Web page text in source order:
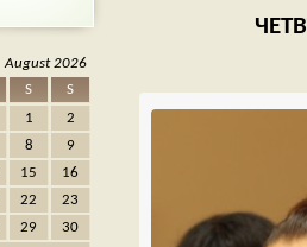
August 2026
S
S
1
2
8
9
15
16
22
23
29
30